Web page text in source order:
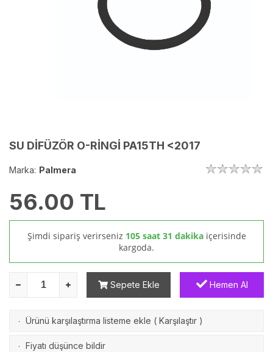
SU DİFÜZÖR O-RİNGİ PA15TH <2017
Marka: Palmera
56.00 TL
Şimdi sipariş verirseniz 105 saat 31 dakika içerisinde
kargoda.
Sepete Ekle Hemen Al
· Ürünü karşılaştırma listeme ekle ( Karşılaştır )
· Fiyatı düşünce bildir